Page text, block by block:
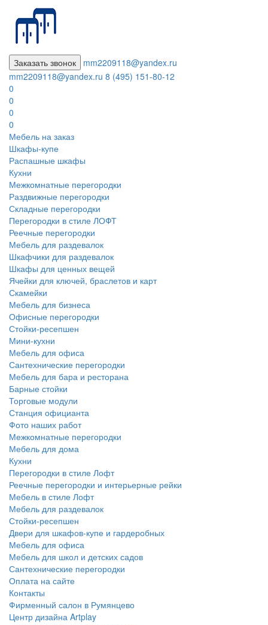
Заказать звонок
mm2209118@yandex.ru
mm2209118@yandex.ru 8 (495) 151-80-12
0
0
0
0
Мебель на заказ
Шкафы-купе
Распашные шкафы
Кухни
Межкомнатные перегородки
Раздвижные перегородки
Складные перегородки
Перегородки в стиле ЛОФТ
Реечные перегородки
Мебель для раздевалок
Шкафчики для раздевалок
Шкафы для ценных вещей
Ячейки для ключей, браслетов и карт
Скамейки
Мебель для бизнеса
Офисные перегородки
Стойки-ресепшен
Мини-кухни
Мебель для офиса
Сантехнические перегородки
Мебель для бара и ресторана
Барные стойки
Торговые модули
Станция официанта
Фото наших работ
Межкомнатные перегородки
Мебель для дома
Кухни
Перегородки в стиле Лофт
Реечные перегородки и интерьерные рейки
Мебель в стиле Лофт
Мебель для раздевалок
Стойки-ресепшен
Двери для шкафов-купе и гардеробных
Мебель для офиса
Мебель для школ и детских садов
Сантехнические перегородки
Оплата на сайте
Контакты
Фирменный салон в Румянцево
Центр дизайна Artplay